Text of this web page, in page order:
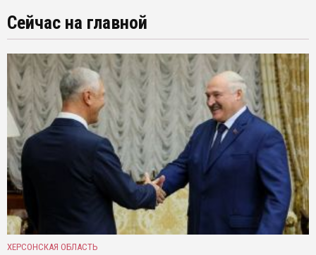
Сейчас на главной
ХЕРСОНСКАЯ ОБЛАСТЬ